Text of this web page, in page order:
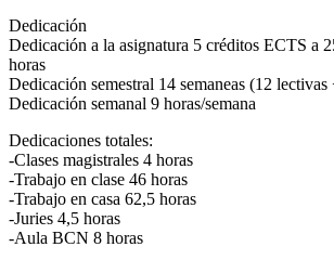
Dedicación
Dedicación a la asignatura 5 créditos ECTS a
horas
Dedicación semestral 14 semaneas (12
Dedicación semanal 9 horas/semana
Dedicaciones totales:
-Clases magistrales 4 horas
-Trabajo en clase 46 horas
-Trabajo en casa 62,5 horas
-Juries 4,5 horas
-Aula BCN 8 horas